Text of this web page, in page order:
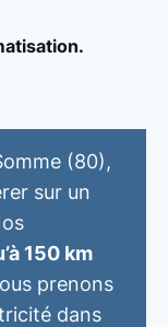
(80),
sur un
150 km
prenons
dans